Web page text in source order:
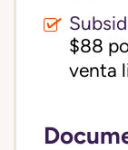
$88
venta